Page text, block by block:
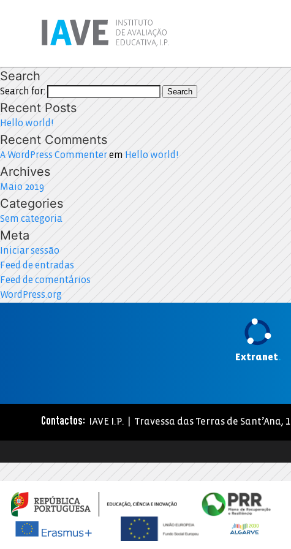
Search
Search for: Search
Recent Posts
Hello world!
Recent Comments
A WordPress Commenterem Hello world!
Archives
Maio 2019
Categories
Sem categoria
Meta
Iniciar sessão
Feed de entradas
Feed de comentários
WordPress.org
Extranet.
Contactos: IAVE I.P. | Travessa das Terras de Sant’Ana,